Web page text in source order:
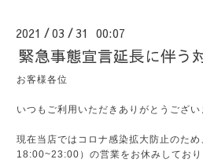
2021 /03 /31 00:07
緊急事態宣言延長に伴う
お客様各位
いつもご利用いただきありがとうござい
現在当店ではコロナ感染拡大防止のた
18:00~23:00）の営業をお休みしており